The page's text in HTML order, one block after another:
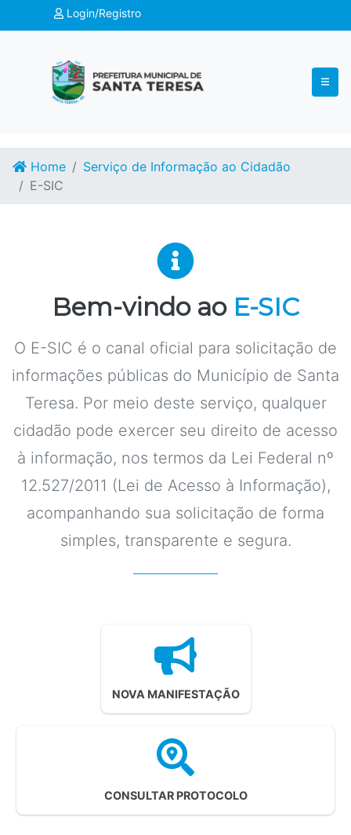
Login/Registro
Home
Serviço de Informação ao Cidadão
E-SIC
Bem-vindo ao E-SIC
O E-SIC é o canal oficial para solicitação de
informações públicas do Município de Santa
Teresa. Por meio deste serviço, qualquer
cidadão pode exercer seu direito de acesso
à informação, nos termos da Lei Federal nº
12.527/2011 (Lei de Acesso à Informação),
acompanhando sua solicitação de forma
simples, transparente e segura.
NOVA MANIFESTAÇÃO
CONSULTAR PROTOCOLO